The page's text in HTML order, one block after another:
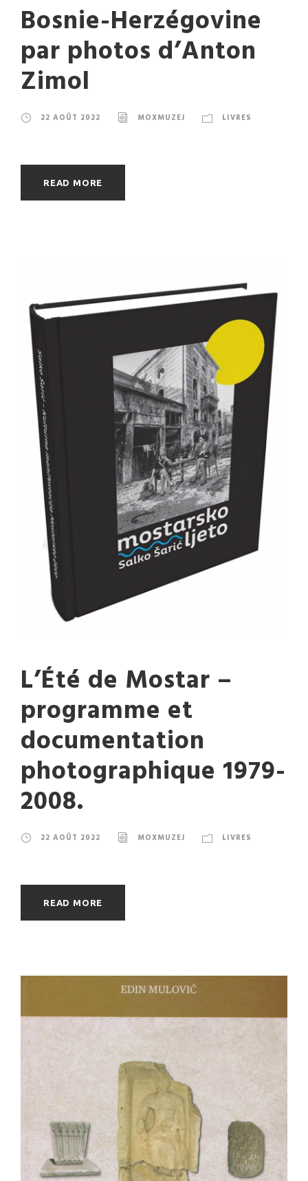
Bosnie-Herzégovine
par photos d’Anton
Zimol
22 AOÛT 2022 MOXMUZEJ LIVRES
READ MORE
L’Été de Mostar –
programme et
documentation
photographique 1979-
2008.
22 AOÛT 2022 MOXMUZEJ LIVRES
READ MORE